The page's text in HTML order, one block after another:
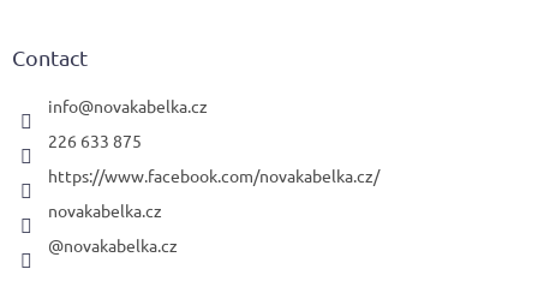
Contact
info@novakabelka.cz
226 633 875
https://www.facebook.com/novakabelka.cz/
novakabelka.cz
@novakabelka.cz